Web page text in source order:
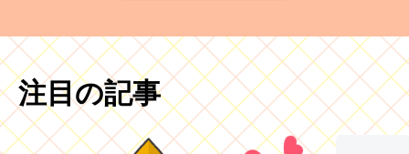
注目の記事